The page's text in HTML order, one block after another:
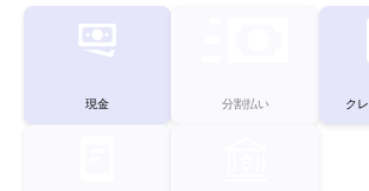
現金 分割払い ク